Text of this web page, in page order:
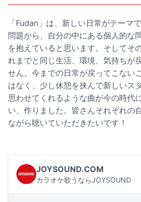
「Fudan」は、新しい日常がテーマ
問題から、自分の中にある個人的な
を抱えていると思います。そしてそ
れまでと同じ生活、環境、気持ちが
せん。今までの日常が戻ってこない
はなく、少し休憩を挟んで新しいス
思わせてくれるような曲が今の時代
い、作りました。皆さんそれぞれの
ながら聴いていただきたいです！
JOYSOUND.COM
カラオケ歌うならJOYSOUND